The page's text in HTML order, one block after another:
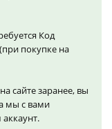
Код
покупке на
сайте заранее, вы
мы с вами